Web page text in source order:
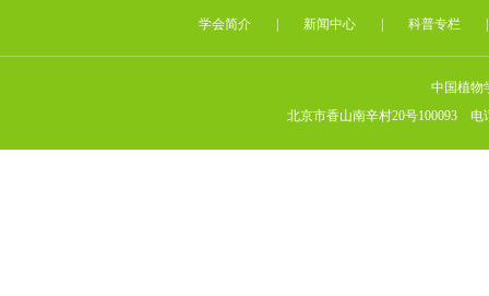
学会简介 新闻中心 科普专栏
中国植
北京市香山南辛村20号100093 电